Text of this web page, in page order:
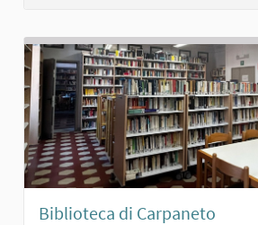
Biblioteca di Carpaneto